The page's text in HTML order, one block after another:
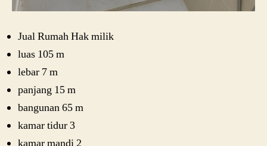
Jual Rumah Hak milik
luas 105 m
lebar 7 m
panjang 15 m
bangunan 65 m
kamar tidur 3